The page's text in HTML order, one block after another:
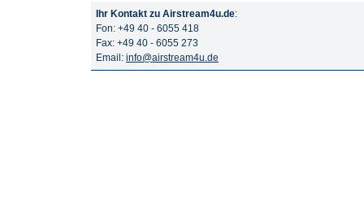
Ihr Kontakt zu Airstream4u.de:
Fon: +49 40 - 6055 418
Fax: +49 40 - 6055 273
Email: info@airstream4u.de